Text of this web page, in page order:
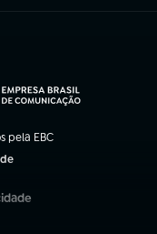
pela EBC